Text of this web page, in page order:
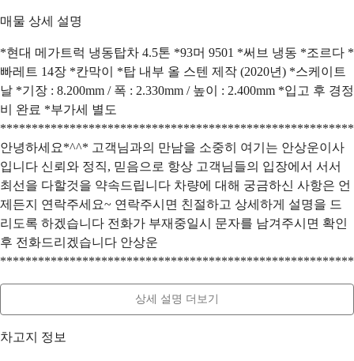
매물 상세 설명
*현대 메가트럭 냉동탑차 4.5톤 *93머 9501 *써브 냉동 *조르다 *
빠레트 14장 *칸막이 *탑 내부 올 스텐 제작 (2020년) *스케이트
날 *기장 : 8.200mm / 폭 : 2.330mm / 높이 : 2.400mm *입고 후 경정
비 완료 *부가세 별도
안녕하세요*^^* 고객님과의 만남을 소중히 여기는 안상운이사
입니다 신뢰와 정직, 믿음으로 항상 고객님들의 입장에서 서서
최선을 다할것을 약속드립니다 차량에 대해 궁금하신 사항은 언
제든지 연락주세요~ 연락주시면 친절하고 상세하게 설명을 드
리도록 하겠습니다 전화가 부재중일시 문자를 남겨주시면 확인
후 전화드리겠습니다 안상운
상세 설명 더보기
차고지 정보